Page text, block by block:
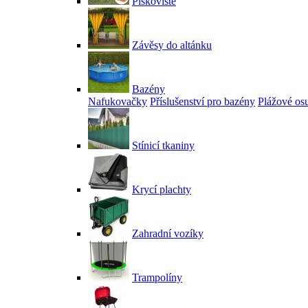
Závěsy do altánku
Bazény
Nafukovačky Příslušenství pro bazény Plážové
Stínicí tkaniny
Krycí plachty
Zahradní vozíky
Trampolíny